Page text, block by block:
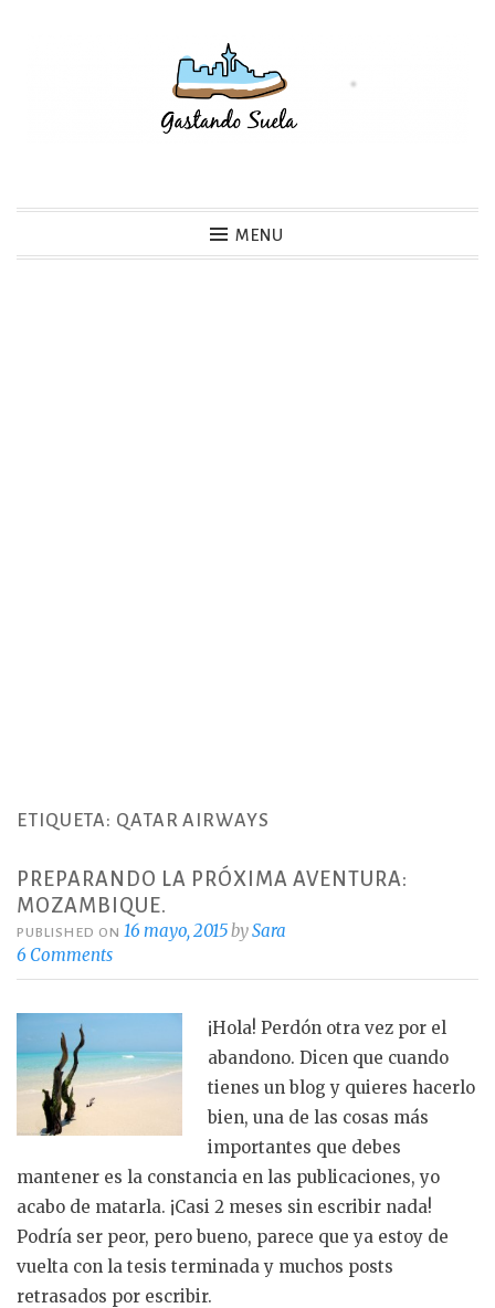
MENU
ETIQUETA: QATAR AIRWAYS
PREPARANDO LA PRÓXIMA AVENTURA:
MOZAMBIQUE.
PUBLISHED ON16 mayo, 2015bySara
6 Comments
¡Hola! Perdón otra vez por el
abandono. Dicen que cuando
tienes un blog y quieres hacerlo
bien, una de las cosas más
importantes que debes
mantener es la constancia en las publicaciones, yo
acabo de matarla. ¡Casi 2 meses sin escribir nada!
Podría ser peor, pero bueno, parece que ya estoy de
vuelta con la tesis terminada y muchos posts
retrasados por escribir.